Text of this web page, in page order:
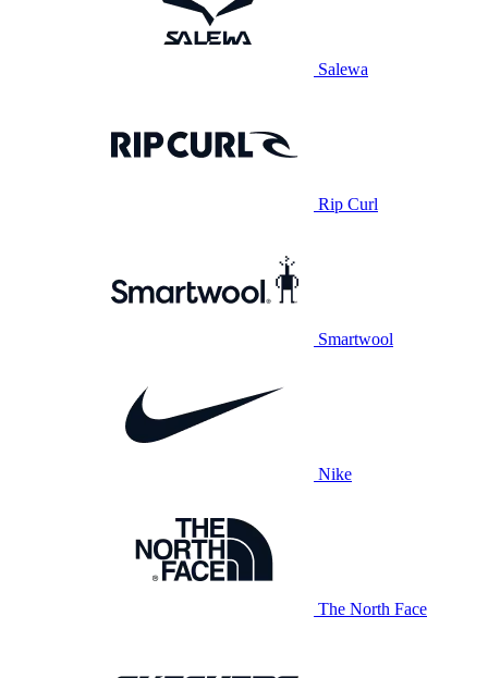
Salewa
Rip Curl
Smartwool
Nike
The North Face